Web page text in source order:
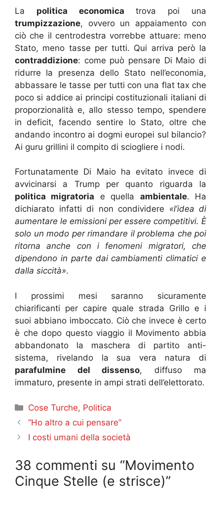
La politica economica trova poi una
trumpizzazione, ovvero un appaiamento con
ciò che il centrodestra vorrebbe attuare: meno
Stato, meno tasse per tutti. Qui arriva però la
contraddizione: come può pensare Di Maio di
ridurre la presenza dello Stato nell’economia,
abbassare le tasse per tutti con una flat tax che
poco si addice ai principi costituzionali italiani di
proporzionalità e, allo stesso tempo, spendere
in deficit, facendo sentire lo Stato, oltre che
andando incontro ai dogmi europei sul bilancio?
Ai guru grillini il compito di sciogliere i nodi.
Fortunatamente Di Maio ha evitato invece di
avvicinarsi a Trump per quanto riguarda la
politica migratoria e quella ambientale. Ha
dichiarato infatti di non condividere «l’idea di
aumentare le emissioni per essere competitivi. È
solo un modo per rimandare il problema che poi
ritorna anche con i fenomeni migratori, che
dipendono in parte dai cambiamenti climatici e
dalla siccità».
I prossimi mesi saranno sicuramente
chiarificanti per capire quale strada Grillo e i
suoi abbiano imboccato. Ciò che invece è certo
è che dopo questo viaggio il Movimento abbia
abbandonato la maschera di partito anti-
sistema, rivelando la sua vera natura di
parafulmine del dissenso, diffuso ma
immaturo, presente in ampi strati dell’elettorato.
Categorie
Cose Turche, Politica
“Ho altro a cui pensare”
I costi umani della società
38 commenti su “Movimento
Cinque Stelle (e strisce)”